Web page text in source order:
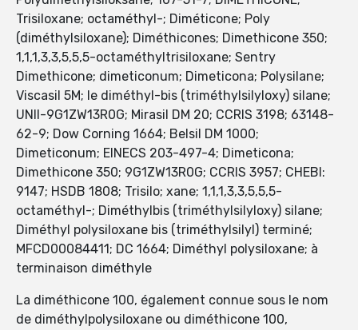
Trisiloxane; octaméthyl-; Diméticone; Poly
(diméthylsiloxane); Diméthicones; Dimethicone 350;
1,1,1,3,3,5,5,5-octaméthyltrisiloxane; Sentry
Dimethicone; dimeticonum; Dimeticona; Polysilane;
Viscasil 5M; le diméthyl-bis (triméthylsilyloxy) silane;
UNII-9G1ZW13R0G; Mirasil DM 20; CCRIS 3198; 63148-
62-9; Dow Corning 1664; Belsil DM 1000;
Dimeticonum; EINECS 203-497-4; Dimeticona;
Dimethicone 350; 9G1ZW13R0G; CCRIS 3957; CHEBI:
9147; HSDB 1808; Trisilo; xane; 1,1,1,3,3,5,5,5-
octaméthyl-; Diméthylbis (triméthylsilyloxy) silane;
Diméthyl polysiloxane bis (triméthylsilyl) terminé;
MFCD00084411; DC 1664; Diméthyl polysiloxane; à
terminaison diméthyle
La diméthicone 100, également connue sous le nom
de diméthylpolysiloxane ou diméthicone 100,